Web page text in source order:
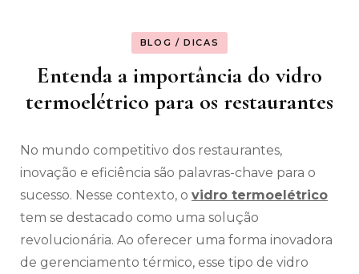
BLOG / DICAS
Entenda a importância do vidro
termoelétrico para os restaurantes
No mundo competitivo dos restaurantes,
inovação e eficiência são palavras-chave para o
sucesso. Nesse contexto, o vidro termoelétrico
tem se destacado como uma solução
revolucionária. Ao oferecer uma forma inovadora
de gerenciamento térmico, esse tipo de vidro